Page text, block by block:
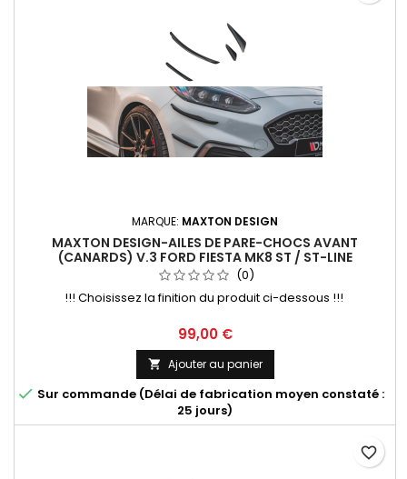
MARQUE: MAXTON DESIGN
MAXTON DESIGN-AILES DE PARE-CHOCS AVANT
(CANARDS) V.3 FORD FIESTA MK8 ST / ST-LINE
(0)
!!! Choisissez la finition du produit ci-dessous !!!
Prix
99,00 €
 Ajouter au panier
 Sur commande (Délai de fabrication moyen constaté :
25 jours)
favorite_border